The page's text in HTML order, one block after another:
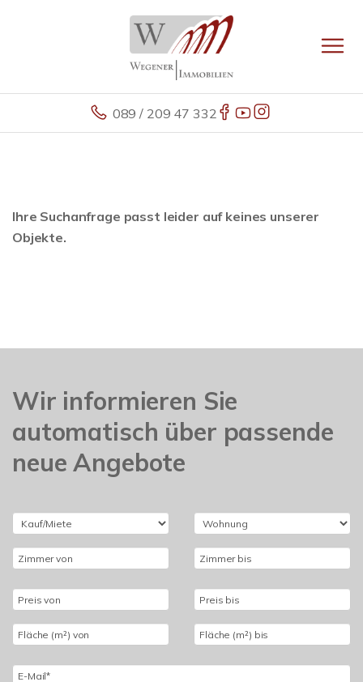
089 / 209 47 332
Ihre Suchanfrage passt leider auf keines unserer
Objekte.
Wir informieren Sie
automatisch über passende
neue Angebote